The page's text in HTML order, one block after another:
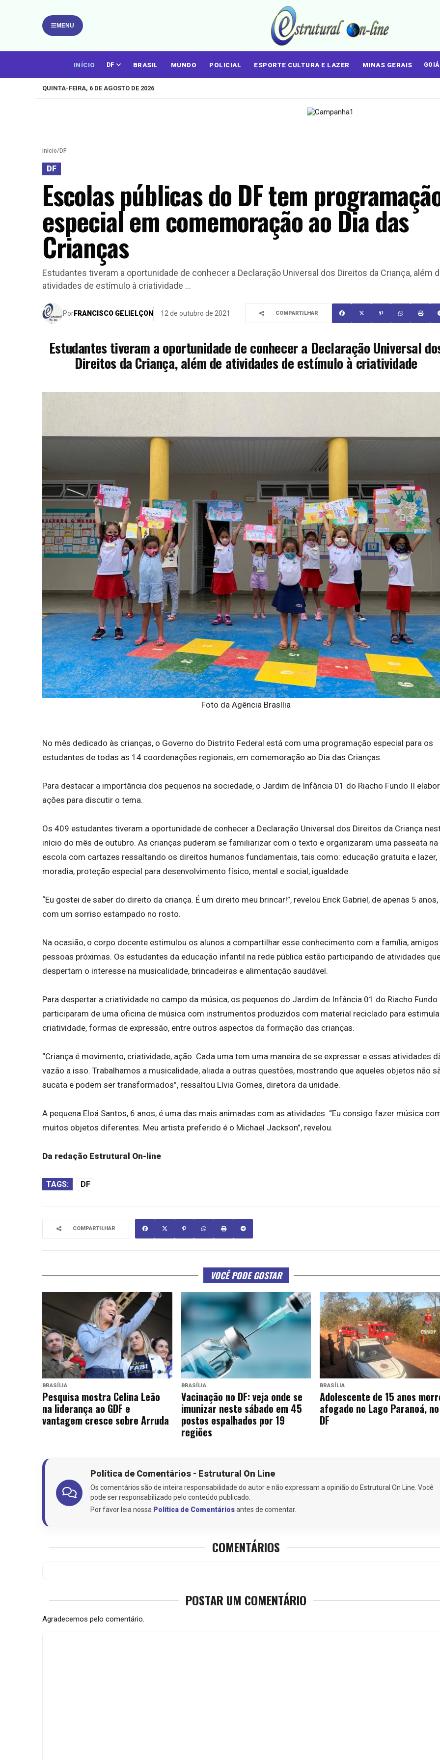
MENU
INÍCIO DF BRASIL MUNDO POLICIAL ESPORTE CULTURA E LAZER MINAS GERAIS
QUINTA-FEIRA, 6 DE AGOSTO DE 2026
Início/DF
DF
Escolas públicas do DF tem
especial em comemoração ao Dia das
Crianças
Estudantes tiveram a oportunidade de conhecer a Declaração Universal dos Direitos da Criança, além
atividades de estímulo à criatividade ...
PorFRANCISCO GELIELÇON 12 de outubro de 2021 COMPARTILHAR
Estudantes tiveram a oportunidade de conhecer a Declaração Universal
Direitos da Criança, além de atividades de estímulo à criatividade
Foto da Agência Brasília
No mês dedicado às crianças, o Governo do Distrito Federal está com uma programação especial para os
estudantes de todas as 14 coordenações regionais, em comemoração ao Dia das Crianças.
Para destacar a importância dos pequenos na sociedade, o Jardim de Infância 01 do Riacho Fundo II
ações para discutir o tema.
Os 409 estudantes tiveram a oportunidade de conhecer a Declaração Universal dos Direitos da Criança
início do mês de outubro. As crianças puderam se familiarizar com o texto e organizaram uma passeata na
escola com cartazes ressaltando os direitos humanos fundamentais, tais como: educação gratuita e lazer,
moradia, proteção especial para desenvolvimento físico, mental e social, igualdade.
“Eu gostei de saber do direito da criança. É um direito meu brincar!”, revelou Erick Gabriel, de apenas 5 anos,
com um sorriso estampado no rosto.
Na ocasião, o corpo docente estimulou os alunos a compartilhar esse conhecimento com a família, amigos
pessoas próximas. Os estudantes da educação infantil na rede pública estão participando de atividades
despertam o interesse na musicalidade, brincadeiras e alimentação saudável.
Para despertar a criatividade no campo da música, os pequenos do Jardim de Infância 01 do Riacho Fundo
participaram de uma oficina de música com instrumentos produzidos com material reciclado para
criatividade, formas de expressão, entre outros aspectos da formação das crianças.
“Criança é movimento, criatividade, ação. Cada uma tem uma maneira de se expressar e essas atividades
vazão a isso. Trabalhamos a musicalidade, aliada a outras questões, mostrando que aqueles objetos não
sucata e podem ser transformados”, ressaltou Lívia Gomes, diretora da unidade.
A pequena Eloá Santos, 6 anos, é uma das mais animadas com as atividades. “Eu consigo fazer música
muitos objetos diferentes. Meu artista preferido é o Michael Jackson”, revelou.
Da redação Estrutural On-line
TAGS: DF
COMPARTILHAR
VOCÊ PODE GOSTAR
BRASÍLIA
Pesquisa mostra Celina Leão
na liderança ao GDF e
vantagem cresce sobre Arruda
BRASÍLIA
Vacinação no DF: veja onde se
imunizar neste sábado em 45
postos espalhados por 19
regiões
BRASÍLIA
Adolescente de 15 anos
afogado no Lago Paranoá, no
DF
Política de Comentários - Estrutural On Line
Os comentários são de inteira responsabilidade do autor e não expressam a opinião do Estrutural On Line. Você
pode ser responsabilizado pelo conteúdo publicado.
Por favor leia nossa Política de Comentáriosantes de comentar.
COMENTÁRIOS
POSTAR UM COMENTÁRIO
Agradecemos pelo comentário.